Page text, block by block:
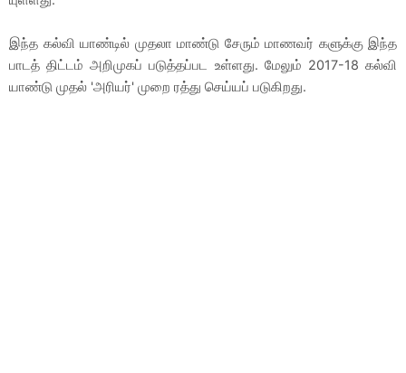
இந்த கல்வி யாண்டில் முதலா மாண்டு சேரும் மாணவர் களுக்கு இந்த
பாடத் திட்டம் அறிமுகப் படுத்தப்பட உள்ளது. மேலும் 2017-18 கல்வி
யாண்டு முதல் 'அரியர்' முறை ரத்து செய்யப் படுகிறது.